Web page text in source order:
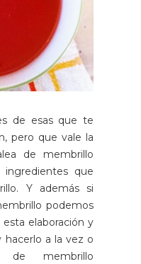
de esas que te
pero que vale la
de membrillo
que
Y además si
podemos
elaboración y
hacerlo a la vez o
membrillo